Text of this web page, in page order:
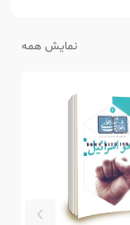
نمایش همه